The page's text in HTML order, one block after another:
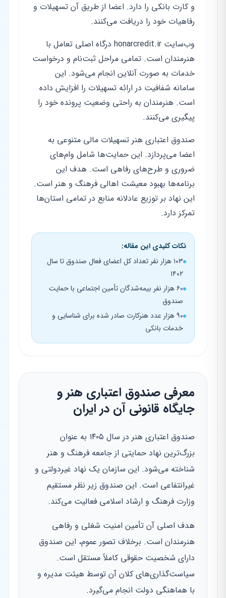
و کارت بانکی را دارد. اعضا از طریق آن تسهیلات و
رفاهیات خود را دریافت می‌کنند.
وب‌سایت honarcredit.ir درگاه اصلی تعامل با
هنرمندان است. تمامی مراحل ثبت‌نام و درخواست
خدمات به صورت آنلاین انجام می‌شود. این
سامانه شفافیت در ارائه تسهیلات را افزایش داده
است. هنرمندان به راحتی وضعیت پرونده خود را
پیگیری می‌کنند.
صندوق اعتباری هنر تسهیلات مالی متنوعی به
اعضا می‌پردازد. این حمایت‌ها شامل وام‌های
ضروری و طرح‌های رفاهی است. هدف این
برنامه‌ها بهبود معیشت اهالی فرهنگ و هنر است.
این نهاد بر توزیع عادلانه منابع در تمامی استان‌ها
تمرکز دارد.
نکات کلیدی این مقاله:
۱۰۳ هزار نفر تعداد کل اعضای فعال صندوق تا سال
۱۴۰۲
۶۰ هزار نفر بیمه‌شدگان تأمین اجتماعی با حمایت
صندوق
۹۰ هزار عدد هنرکارت صادر شده برای شناسایی و
خدمات بانکی
معرفی صندوق اعتباری هنر و
جایگاه قانونی آن در ایران
صندوق اعتباری هنر در سال ۱۴۰۵ به عنوان
بزرگ‌ترین نهاد حمایتی از جامعه فرهنگ و هنر
شناخته می‌شود. این سازمان یک نهاد غیردولتی و
غیرانتفاعی است. این صندوق زیر نظر مستقیم
وزارت فرهنگ و ارشاد اسلامی فعالیت می‌کند.
هدف اصلی آن تأمین امنیت شغلی و رفاهی
هنرمندان است. برخلاف تصور عموم، این صندوق
دارای شخصیت حقوقی کاملاً مستقل است.
سیاست‌گذاری‌های کلان آن توسط هیئت مدیره و
با هماهنگی دولت انجام می‌گیرد.